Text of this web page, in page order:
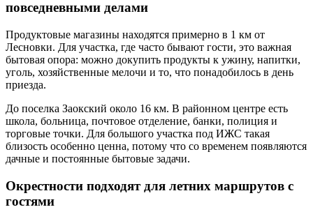
повседневными делами
Продуктовые магазины находятся примерно в 1 км от
Лесновки. Для участка, где часто бывают гости, это важная
бытовая опора: можно докупить продукты к ужину, напитки,
уголь, хозяйственные мелочи и то, что понадобилось в день
приезда.
До поселка Заокский около 16 км. В районном центре есть
школа, больница, почтовое отделение, банки, полиция и
торговые точки. Для большого участка под ИЖС такая
близость особенно ценна, потому что со временем появляются
дачные и постоянные бытовые задачи.
Окрестности подходят для летних маршрутов с
гостями